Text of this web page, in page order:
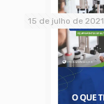
15 de julho de 2021